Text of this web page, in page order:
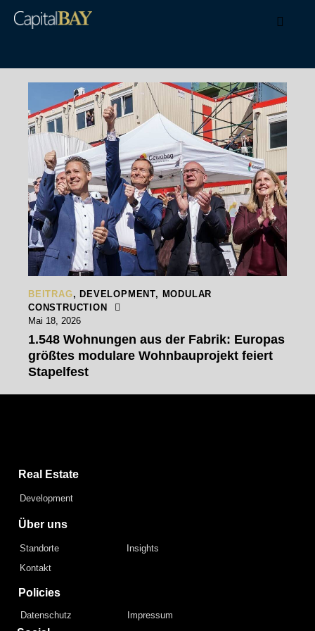
BEITRAG,DEVELOPMENT, MODULAR
CONSTRUCTION
Mai 18, 2026
1.548 Wohnungen aus der Fabrik: Europas
größtes modulare Wohnbauprojekt feiert
Stapelfest
Real Estate
Development
Über uns
Standorte
Insights
Kontakt
Policies
Datenschutz Impressum